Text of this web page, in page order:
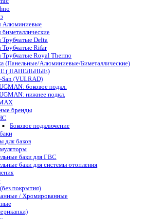
Алюминиевые
Трубчатые Delta
Трубчатые Rifar
Трубчатые Royal Thermo
(Панельные/Алюминиевые/Биметаллические)
( ПАНЕЛЬНЫЕ)
San (VULRAD)
боковое подкл.
нижнее подкл.
бренды
Боковое подключение
для баков
баки для ГВС
баки для системы отопления
покрытия)
/ Хромированные